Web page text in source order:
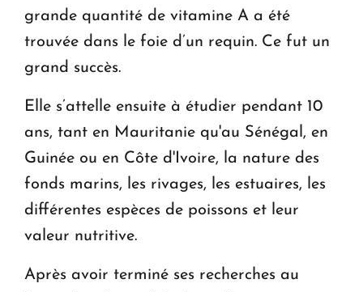
grande quantité de vitamine A a été
trouvée dans le foie d’un requin. Ce fut un
grand succès.
Elle s’attelle ensuite à étudier pendant 10
ans, tant en Mauritanie qu'au Sénégal, en
Guinée ou en Côte d'Ivoire, la nature des
fonds marins, les rivages, les estuaires, les
différentes espèces de poissons et leur
valeur nutritive.
Après avoir terminé ses recherches au